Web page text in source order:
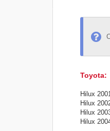
Toyota:
Hilux 2001
Hilux
Hilux
Hilux